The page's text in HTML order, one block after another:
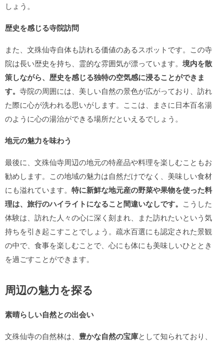
しょう。
歴史を感じる寺院訪問
また、文殊仙寺自体も訪れる価値のあるスポットです。この寺
院は長い歴史を持ち、霊的な雰囲気が漂っています。 境内を散
策しながら、歴史を感じる独特の空気感に浸ることができま
す。 寺院の周囲には、美しい自然の景色が広がっており、訪れ
た際に心が洗われる思いがします。ここは、まさに日本百名湯
のように心の湯治ができる場所だといえるでしょう。
地元の魅力を味わう
最後に、文殊仙寺周辺の地元の特産品や料理を楽しむこともお
勧めします。この地域の魅力は自然だけでなく、美味しい食材
にも溢れています。 特に新鮮な地元産の野菜や果物を使った料
理は、旅行のハイライトになること間違いなしです。 こうした
体験は、訪れた人々の心に深く刻まれ、また訪れたいという気
持ちを引き起こすことでしょう。疏水百選にも認定された景観
の中で、食事を楽しむことで、心にも体にも美味しいひととき
を過ごすことができます。
周辺の魅力を探る
素晴らしい自然との出会い
文殊仙寺の自然林は、 豊かな自然の宝庫として知られており、